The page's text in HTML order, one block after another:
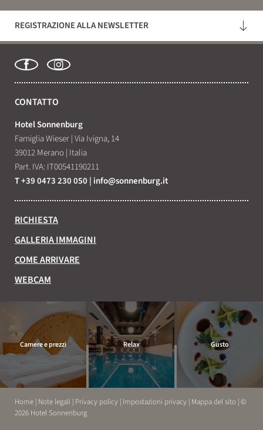
REGISTRAZIONE ALLA NEWSLETTER
CONTATTO
Hotel Sonnenburg
Famiglia Wieser|Via Ivigna, 14
39012 Merano| Italia
Part. IVA: IT00541190211
T +39 0473 230 050 | info@sonnenburg.it
RICHIESTA
GALLERIA IMMAGINI
COME ARRIVARE
WEBCAM
Camere e prezzi Relax Gusto
Home | Note legali | Privacy policy | Impostazioni privacy | Mappa del sito |©
2026 Hotel Sonnenburg